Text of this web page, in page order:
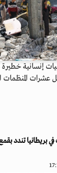
إنسانية
المنظمات
بريطانيا تندد